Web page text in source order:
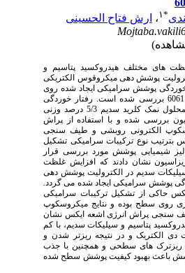
* ۱،ارش فتاح الحسینی
های مختلف هیدروکسید پتاسیم و
پوشش دهی میکروقوس الکتریکی
پوشش سرامیکی ایجاد شده روی
زیرلایه آلیاژ آلومینیوم 6061 بررسی شده است. رفتار خوردگی
پوشش ایجاد شده در محلول نمک کلرید سدیم 5/3 درصد وزنی
بررسی شده و با استفاده از پراش
الکترونی روبشی و طیف سنجی
بترتیب نوع ترکیبات سرامیکی تشکیل
شیمیایی پوشش مورد بررسی قرار
نشان دادند که افزایش غلظت
سدیم در الکترولیت پوشش دهی
پوشش سرامیکی ایجاد شده می گردد.
حاکی از تشکیل ترکیبات سرامیکی
روی سطح بوده و نتایج میکروسکوپ
سنجی پراش انرژی اشعه ایکس نشان
پتاسیم و سیلیکات سدیم، با کم
الکتریک و در نتیجه ریزتر شدن و
های سطحی و همچنین با جذب
باعث بهبود کیفیت پوشش سطح شده